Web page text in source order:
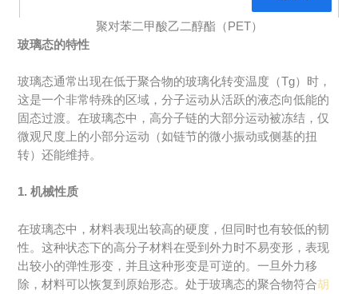
聚对苯二甲酸乙二醇酯（PET）
玻璃态的特性
玻璃态通常出现在低于聚合物的玻璃化转变温度（Tg）时，
这是一个非常特殊的区域，分子运动从活跃的液态向低能的
固态过渡。在玻璃态中，高分子链的大部分运动被冻结，仅
微观尺度上的小部分运动（如链节的微小振动或侧基的扭
转）还能维持。
1. 机械性质
在玻璃态中，材料表现出较高的硬度，但同时也有较低的韧
性。这种状态下的高分子材料在受到外力时不易变形，表现
出较小的弹性形变，并且这种形变是可逆的。一旦外力移
除，材料可以恢复到原始形态。处于玻璃态的聚合物符合胡